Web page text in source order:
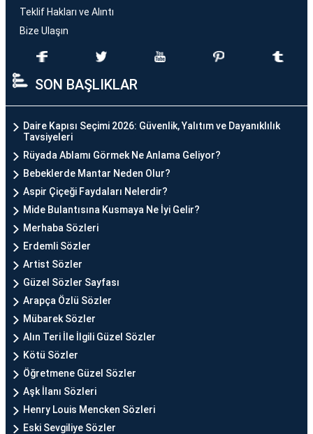
Teklif Hakları ve Alıntı
Bize Ulaşın
SON BAŞLIKLAR
Daire Kapısı Seçimi 2026: Güvenlik, Yalıtım ve Dayanıklılık
Tavsiyeleri
Rüyada Ablamı Görmek Ne Anlama Geliyor?
Bebeklerde Mantar Neden Olur?
Aspir Çiçeği Faydaları Nelerdir?
Mide Bulantısına Kusmaya Ne İyi Gelir?
Merhaba Sözleri
Erdemli Sözler
Artist Sözler
Güzel Sözler Sayfası
Arapça Özlü Sözler
Mübarek Sözler
Alın Teri İle İlgili Güzel Sözler
Kötü Sözler
Öğretmene Güzel Sözler
Aşk İlanı Sözleri
Henry Louis Mencken Sözleri
Eski Sevgiliye Sözler